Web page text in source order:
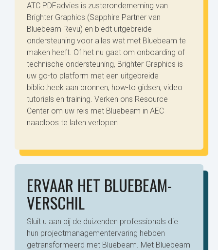
ATC PDFadvies is zusteronderneming van
Brighter Graphics (Sapphire Partner van
Bluebeam Revu) en biedt uitgebreide
ondersteuning voor alles wat met Bluebeam te
maken heeft. Of het nu gaat om onboarding of
technische ondersteuning, Brighter Graphics is
uw go-to platform met een uitgebreide
bibliotheek aan bronnen, how-to gidsen, video
tutorials en training. Verken ons Resource
Center om uw reis met Bluebeam in AEC
naadloos te laten verlopen.
ERVAAR HET BLUEBEAM-
VERSCHIL
Sluit u aan bij de duizenden professionals die
hun projectmanagementervaring hebben
getransformeerd met Bluebeam. Met Bluebeam